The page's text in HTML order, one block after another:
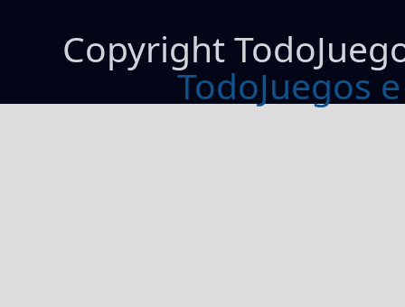
Copyright
TodoJuegos